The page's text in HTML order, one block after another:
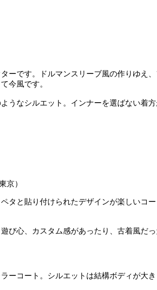
ーです。ドルマンスリーブ風の作りゆえ
今風です。
うなシルエット。インナーを選ばない着方
京）
タと貼り付けられたデザインが楽しいコ
び心、カスタム感があったり、古着風だ
ーコート。シルエットは結構ボディが大